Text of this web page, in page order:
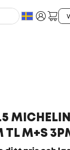
MICHELIN
TL M+S